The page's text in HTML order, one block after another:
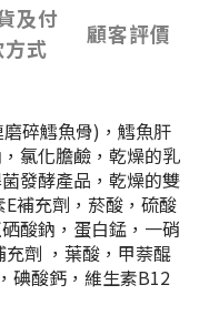
及付
方式
顧客評價
碎鱈魚骨)，鱈魚肝
氯化膽鹼，乾燥的乳
發酵產品，乾燥的雙
補充劑，菸酸，硫酸
酸鈉，蛋白錳，一硝
劑 ，葉酸，甲萘醌
碘酸鈣，維生素B12